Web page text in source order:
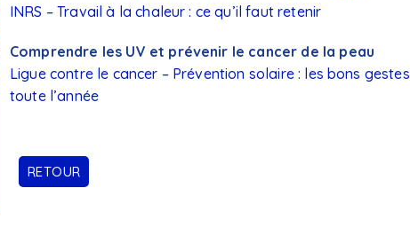
INRS –Travail à la chaleur : ce qu’il faut retenir
Comprendre les UV et prévenir le cancer de la peau
Ligue contre le cancer – Prévention solaire : les bons gestes
toute l’année
RETOUR